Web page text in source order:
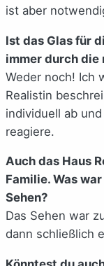
ist aber
Ist das Glas für
immer durch die
Weder noch! Ich
Realistin
individuell ab
reagiere.
Auch das Haus
Familie. Was
Sehen?
Das Sehen war
dann schließlich